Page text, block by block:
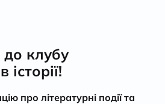
клубу
історії!
про літературні події та